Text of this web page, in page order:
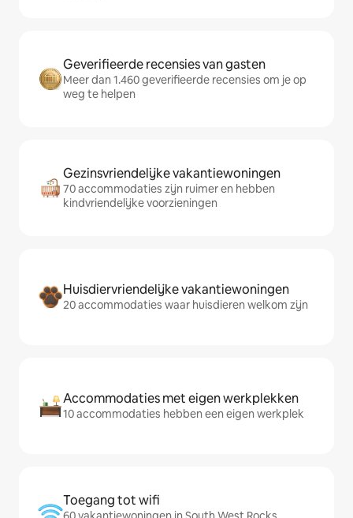
Geverifieerde recensies van gasten
Meer dan 1.460 geverifieerde recensies om je op
weg te helpen
Gezinsvriendelijke vakantiewoningen
70 accommodaties zijn ruimer en hebben
kindvriendelijke voorzieningen
Huisdiervriendelijke vakantiewoningen
20 accommodaties waar huisdieren welkom zijn
Accommodaties met eigen werkplekken
10 accommodaties hebben een eigen werkplek
Toegang tot wifi